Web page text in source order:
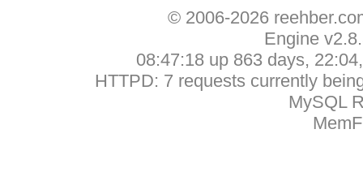
© 2006-2026
Engine
08:47:18 up 863 days,
HTTPD: 7 requests currently
MySQL